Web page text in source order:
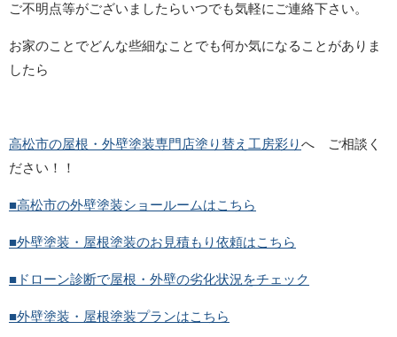
ご不明点等がございましたらいつでも気軽にご連絡下さい。
お家のことでどんな些細なことでも何か気になることがありま
したら
高松市の屋根・外壁塗装専門店塗り替え工房彩りへ ご相談く
ださい！！
■高松市の外壁塗装ショールームはこちら
■外壁塗装・屋根塗装のお見積もり依頼はこちら
■ドローン診断で屋根・外壁の劣化状況をチェック
■外壁塗装・屋根塗装プランはこちら